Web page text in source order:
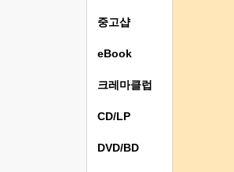
중고샵
eBook
크레마클럽
CD/LP
DVD/BD